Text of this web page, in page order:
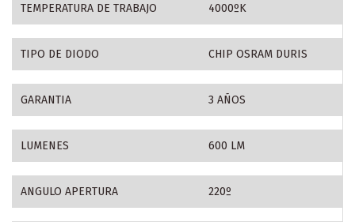
TEMPERATURA DE TRABAJO 4000ºK
TIPO DE DIODO CHIP OSRAM DURIS
GARANTIA 3 AÑOS
LUMENES 600 LM
ANGULO APERTURA 220º